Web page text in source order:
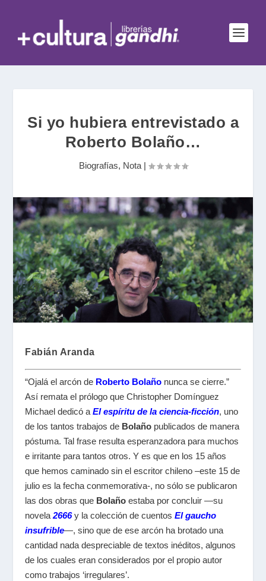
Si yo hubiera entrevistado a
Roberto Bolaño…
Biografías, Nota|
Fabián Aranda
“Ojalá el arcón de Roberto Bolaño nunca se cierre.”
Así remata el prólogo que Christopher Domínguez
Michael dedicó aEl espíritu de la ciencia-ficción, uno
de los tantos trabajos de Bolaño publicados de manera
póstuma. Tal frase resulta esperanzadora para muchos
e irritante para tantos otros. Y es que en los 15 años
que hemos caminado sin el escritor chileno –este 15 de
julio es la fecha conmemorativa-, no sólo se publicaron
las dos obras que Bolaño estaba por concluir —su
novela2666y la colección de cuentosEl gaucho
insufrible—, sino que de ese arcón ha brotado una
cantidad nada despreciable de textos inéditos, algunos
de los cuales eran considerados por el propio autor
como trabajos ‘irregulares’.